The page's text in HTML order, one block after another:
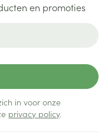
en promoties
in voor onze
privacy policy.